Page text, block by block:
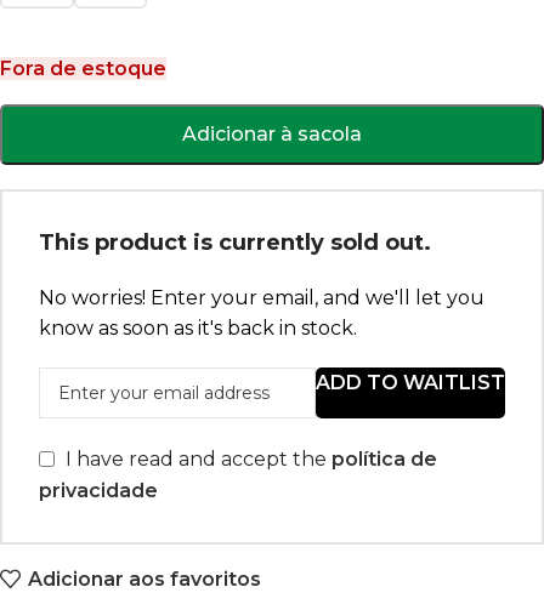
Fora de estoque
Adicionar à sacola
This product is currently sold out.
No worries! Enter your email, and we'll let you
know as soon as it's back in stock.
ADD TO WAITLIST
I have read and accept the política de
privacidade
Adicionar aos favoritos